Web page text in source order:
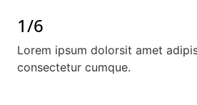
1/6
Lorem ipsum dolorsit amet
consectetur cumque.